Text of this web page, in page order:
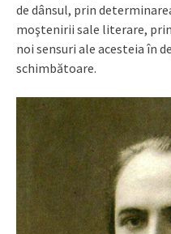
de dânsul, prin
moştenirii sale literare,
noi sensuri ale acesteia în
schimbătoare.